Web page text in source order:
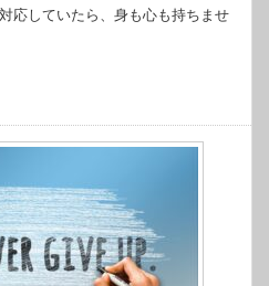
応していたら、身も心も持ちませ